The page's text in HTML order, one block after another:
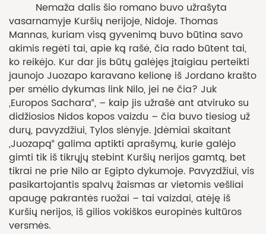
Nemaža dalis šio romano buvo užrašyta
vasarnamyje Kuršių nerijoje, Nidoje. Thomas
Mannas, kuriam visą gyvenimą buvo būtina savo
akimis regėti tai, apie ką rašė, čia rado būtent tai,
ko reikėjo. Kur dar jis būtų galėjęs įtaigiau perteikti
jaunojo Juozapo karavano kelionę iš Jordano krašto
per smėlio dykumas link Nilo, jei ne čia? Juk
„Europos Sachara“, – kaip jis užrašė ant atviruko su
didžiosios Nidos kopos vaizdu – čia buvo tiesiog už
durų, pavyzdžiui, Tylos slėnyje. Įdėmiai skaitant
„Juozapą“ galima aptikti aprašymų, kurie galėjo
gimti tik iš tikrųjų stebint Kuršių nerijos gamtą, bet
tikrai ne prie Nilo ar Egipto dykumoje. Pavyzdžiui, vis
pasikartojantis spalvų žaismas ar vietomis vešliai
apaugę pakrantės ruožai – tai vaizdai, atėję iš
Kuršių nerijos, iš gilios vokiškos europinės kultūros
versmės.